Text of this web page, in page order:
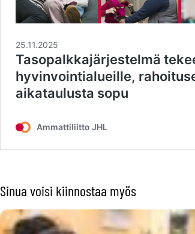
Sinua voisi kiinnostaa myös